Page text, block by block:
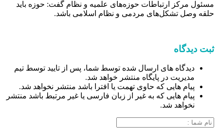
مسئول مرکز ارتباطات حوزه‌های علمیه و نظام گفت: حوزه باید
حلقه وصل تشکل‌های مردمی و نظام اسلامی باشد.
ثبت دیدگاه
دیدگاه های ارسال شده توسط شما، پس از تایید توسط تیم
مدیریت در پایگاه منتشر خواهد شد.
پیام هایی که حاوی تهمت یا افترا باشد منتشر نخواهد شد.
پیام هایی که به غیر از زبان فارسی یا غیر مرتبط باشد منتشر
نخواهد شد.